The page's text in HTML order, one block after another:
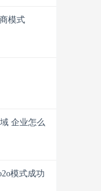
模式
企业怎么
模式成功